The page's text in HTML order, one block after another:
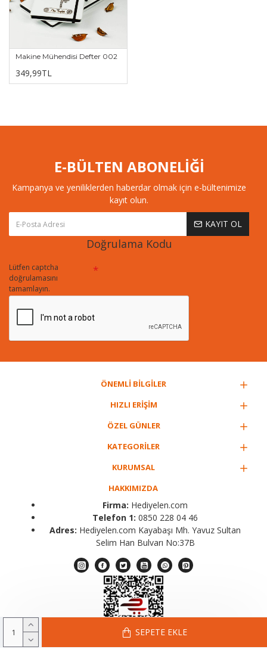
SEPETE EKLE
Makine Mühendisi Defter 002
349,99TL
E-BÜLTEN ABONELİĞİ
Kampanya ve yeniliklerden haberdar olmak için e-bültenimize
kayıt olun.
KAYIT OL
Doğrulama Kodu
Lütfen captcha
doğrulamasını
tamamlayın.
ÖNEMLİ BİLGİLER
HIZLI ERİŞİM
ÖZEL GÜNLER
KATEGORİLER
KURUMSAL
HAKKIMIZDA
Firma: Hediyelen.com
Telefon 1: 0850 228 04 46
Adres: Hediyelen.com Kayabaşı Mh. Yavuz Sultan
Selim Han Bulvarı No:37B